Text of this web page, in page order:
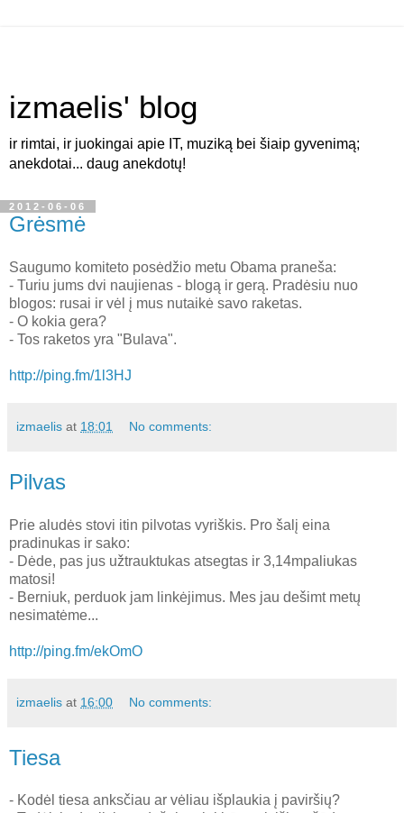
izmaelis' blog
ir rimtai, ir juokingai apie IT, muziką bei šiaip gyvenimą;
anekdotai... daug anekdotų!
2012-06-06
Grėsmė
Saugumo komiteto posėdžio metu Obama praneša:
- Turiu jums dvi naujienas - blogą ir gerą. Pradėsiu nuo
blogos: rusai ir vėl į mus nutaikė savo raketas.
- O kokia gera?
- Tos raketos yra "Bulava".
http://ping.fm/1l3HJ
izmaelis at 18:01 No comments:
Pilvas
Prie aludės stovi itin pilvotas vyriškis. Pro šalį eina
pradinukas ir sako:
- Dėde, pas jus užtrauktukas atsegtas ir 3,14mpaliukas
matosi!
- Berniuk, perduok jam linkėjimus. Mes jau dešimt metų
nesimatėme...
http://ping.fm/ekOmO
izmaelis at 16:00 No comments:
Tiesa
- Kodėl tiesa anksčiau ar vėliau išplaukia į paviršių?